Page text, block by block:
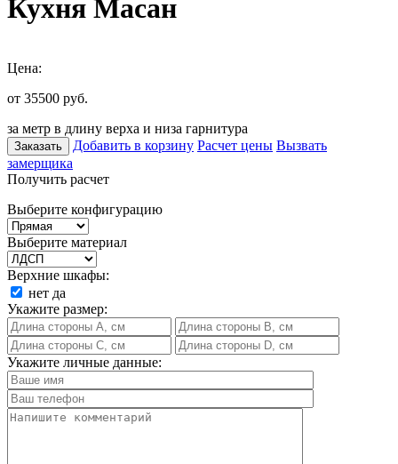
Кухня Масан
Цена:
от 35500 руб.
за метр в длину верха и низа гарнитура
Заказать Добавить в корзину Расчет цены Вызвать
замерщика
Получить расчет
Выберите конфигурацию
Выберите материал
Верхние шкафы:
нет да
Укажите размер:
Укажите личные данные: